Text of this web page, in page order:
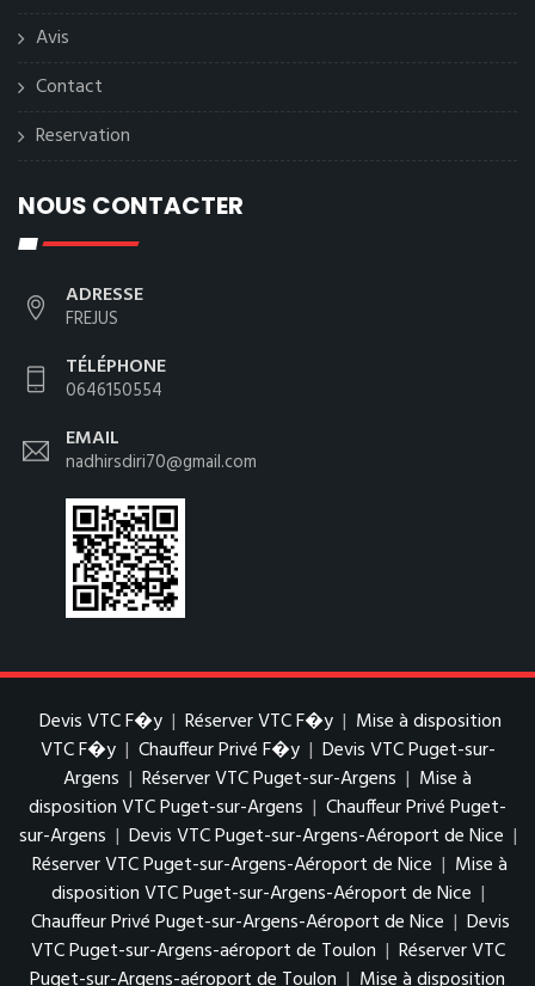
Avis
Contact
Reservation
NOUS CONTACTER
ADRESSE
FREJUS
TÉLÉPHONE
0646150554
EMAIL
nadhirsdiri70@gmail.com
Devis VTC F�y | Réserver VTC F�y | Mise à disposition
VTC F�y | Chauffeur Privé F�y | Devis VTC Puget-sur-
Argens | Réserver VTC Puget-sur-Argens | Mise à
disposition VTC Puget-sur-Argens | Chauffeur Privé Puget-
sur-Argens | Devis VTC Puget-sur-Argens-Aéroport de Nice |
Réserver VTC Puget-sur-Argens-Aéroport de Nice | Mise à
disposition VTC Puget-sur-Argens-Aéroport de Nice |
Chauffeur Privé Puget-sur-Argens-Aéroport de Nice | Devis
VTC Puget-sur-Argens-aéroport de Toulon | Réserver VTC
Puget-sur-Argens-aéroport de Toulon | Mise à disposition